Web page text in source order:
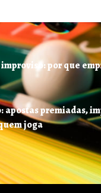
por que
apostas premiadas,
joga